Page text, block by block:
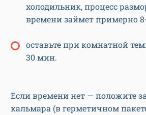
холодильник, процесс
времени займет примерно
оставьте при комнатной
30 мин.
Если времени нет — положите
кальмара (в герметичном